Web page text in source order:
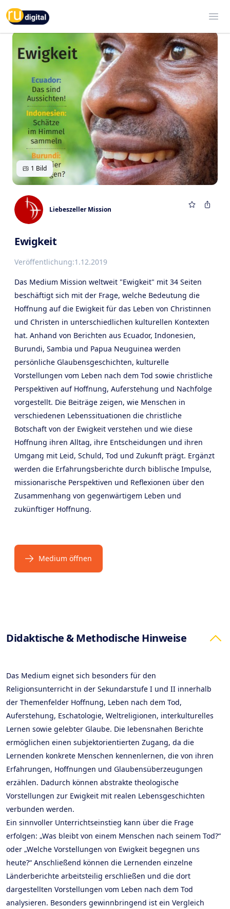
RU-digital
1 Bild
Liebeszeller Mission
Ewigkeit
Veröffentlichung:1.12.2019
Das Medium Mission weltweit "Ewigkeit" mit 34 Seiten
beschäftigt sich mit der Frage, welche Bedeutung die
Hoffnung auf die Ewigkeit für das Leben von Christinnen
und Christen in unterschiedlichen kulturellen Kontexten
hat. Anhand von Berichten aus Ecuador, Indonesien,
Burundi, Sambia und Papua Neuguinea werden
persönliche Glaubensgeschichten, kulturelle
Vorstellungen vom Leben nach dem Tod sowie christliche
Perspektiven auf Hoffnung, Auferstehung und Nachfolge
vorgestellt. Die Beiträge zeigen, wie Menschen in
verschiedenen Lebenssituationen die christliche
Botschaft von der Ewigkeit verstehen und wie diese
Hoffnung ihren Alltag, ihre Entscheidungen und ihren
Umgang mit Leid, Schuld, Tod und Zukunft prägt. Ergänzt
werden die Erfahrungsberichte durch biblische Impulse,
missionarische Perspektiven und Reflexionen über den
Zusammenhang von gegenwärtigem Leben und
zukünftiger Hoffnung.
Medium öffnen
Products
Didaktische & Methodische Hinweise
Das Medium eignet sich besonders für den
Religionsunterricht in der Sekundarstufe I und II innerhalb
der Themenfelder Hoffnung, Leben nach dem Tod,
Auferstehung, Eschatologie, Weltreligionen, interkulturelles
Lernen sowie gelebter Glaube. Die lebensnahen Berichte
ermöglichen einen subjektorientierten Zugang, da die
Lernenden konkrete Menschen kennenlernen, die von ihren
Erfahrungen, Hoffnungen und Glaubensüberzeugungen
erzählen. Dadurch können abstrakte theologische
Vorstellungen zur Ewigkeit mit realen Lebensgeschichten
verbunden werden.
Ein sinnvoller Unterrichtseinstieg kann über die Frage
erfolgen: „Was bleibt von einem Menschen nach seinem Tod?“
oder „Welche Vorstellungen von Ewigkeit begegnen uns
heute?“ Anschließend können die Lernenden einzelne
Länderberichte arbeitsteilig erschließen und die dort
dargestellten Vorstellungen vom Leben nach dem Tod
analysieren. Besonders gewinnbringend ist ein Vergleich